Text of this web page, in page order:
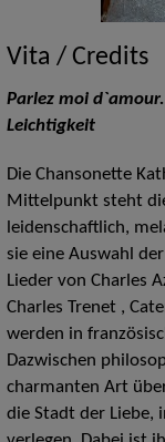
Vita / Credits
Parlez moi
Leichtigkeit
Die Chansonette
Mittelpunkt steht
leidenschaftlich,
sie eine Auswahl
Lieder von Charles
Charles Trenet ,
werden in
Dazwischen
charmanten Art
die Stadt der Liebe,